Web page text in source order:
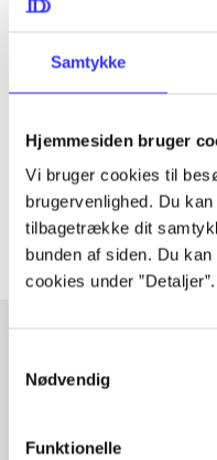
Samtykke
Hjemmesiden bruger
Vi bruger cookies til
brugervenlighed. Du
tilbagetrække dit
bunden af siden. Du
cookies under ”Detaljer”.
Nødvendig
Funktionelle
Artiklen er en del af
lorem
Artiklerne ihandler
Artikler med